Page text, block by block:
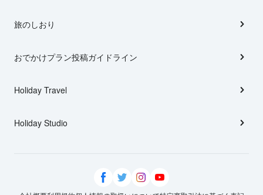
旅のしおり
おでかけプラン投稿ガイドライン
Holiday Travel
Holiday Studio